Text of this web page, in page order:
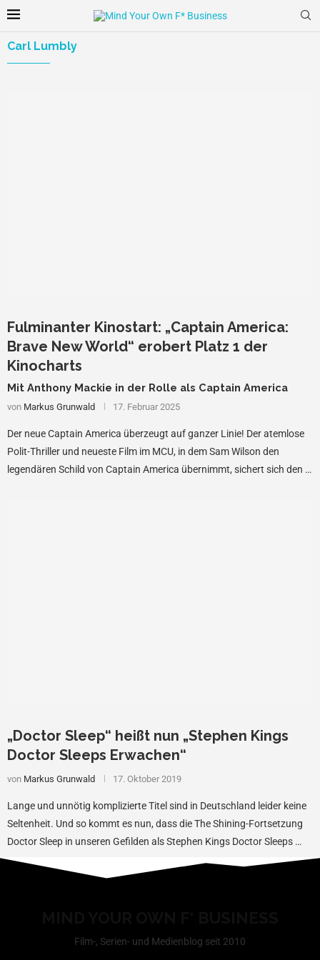
Carl Lumbly
Fulminanter Kinostart: „Captain America:
Brave New World“ erobert Platz 1 der
Kinocharts
Mit Anthony Mackie in der Rolle als Captain America
von Markus Grunwald 17. Februar 2025
Der neue Captain America überzeugt auf ganzer Linie! Der atemlose
Polit-Thriller und neueste Film im MCU, in dem Sam Wilson den
legendären Schild von Captain America übernimmt, sichert sich den …
„Doctor Sleep“ heißt nun „Stephen Kings
Doctor Sleeps Erwachen“
von Markus Grunwald 17. Oktober 2019
Lange und unnötig komplizierte Titel sind in Deutschland leider keine
Seltenheit. Und so kommt es nun, dass die The Shining-Fortsetzung
Doctor Sleep in unseren Gefilden als Stephen Kings Doctor Sleeps …
Film-, Serien- und Medienblog seit 2010